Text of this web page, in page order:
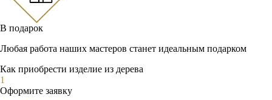
В подарок
Любая работа наших мастеров станет идеальным подарком
Как приобрести изделие из дерева
1
Оформите заявку